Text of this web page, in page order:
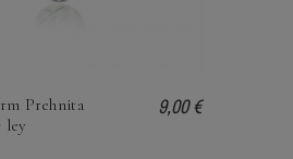
Prehnita
ley
9,00 €